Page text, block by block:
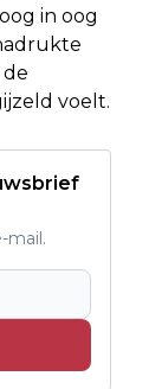
in oog
voelt.
mail.